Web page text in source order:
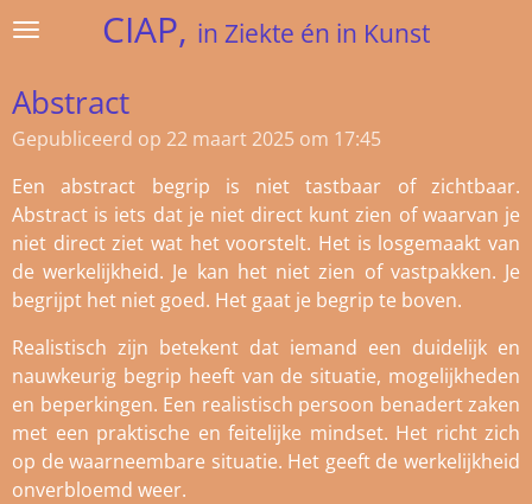
Ga
de
hoofdinhoud
CIAP, in Ziekte én in Kunst
Abstract
Gepubliceerd op 22 maart 2025 om 17:45
Een abstract begrip is niet tastbaar of zichtbaar.
Abstract is iets dat je niet direct kunt zien of waarvan je
niet direct ziet wat het voorstelt. Het is losgemaakt van
de werkelijkheid. Je kan het niet zien of vastpakken. Je
begrijpt het niet goed. Het gaat je begrip te boven.
Realistisch zijn betekent dat iemand een duidelijk en
nauwkeurig begrip heeft van de situatie, mogelijkheden
en beperkingen. Een realistisch persoon benadert zaken
met een praktische en feitelijke mindset. Het richt zich
op de waarneembare situatie. Het geeft de werkelijkheid
onverbloemd weer.